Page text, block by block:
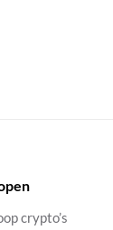
crypto’s